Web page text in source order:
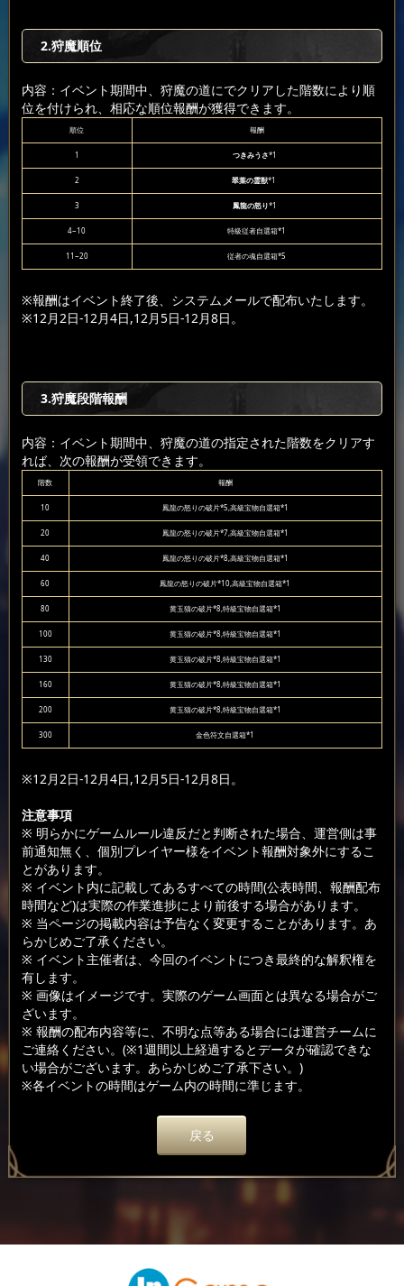
2.狩魔順位
内容：イベント期間中、狩魔の道にでクリアした階数により順
位を付けられ、相応な順位報酬が獲得できます。
順位 報酬
1 つきみうさ*1
2 翠葉の霊獣*1
3 鳳龍の怒り*1
4~10 特級従者自選箱*1
11~20 従者の魂自選箱*5
※報酬はイベント終了後、システムメールで配布いたします。
※12月2日-12月4日,12月5日-12月8日。
3.狩魔段階報酬
内容：イベント期間中、狩魔の道の指定された階数をクリアす
れば、次の報酬が受領できます。
階数 報酬
10 鳳龍の怒りの破片*5,高級宝物自選箱*1
20 鳳龍の怒りの破片*7,高級宝物自選箱*1
40 鳳龍の怒りの破片*8,高級宝物自選箱*1
60 鳳龍の怒りの破片*10,高級宝物自選箱*1
80 黄玉猫の破片*8,特級宝物自選箱*1
100 黄玉猫の破片*8,特級宝物自選箱*1
130 黄玉猫の破片*8,特級宝物自選箱*1
160 黄玉猫の破片*8,特級宝物自選箱*1
200 黄玉猫の破片*8,特級宝物自選箱*1
300 金色符文自選箱*1
※12月2日-12月4日,12月5日-12月8日。
注意事項
※ 明らかにゲームルール違反だと判断された場合、運営側は事
前通知無く、個別プレイヤー様をイベント報酬対象外にするこ
とがあります。
※ イベント内に記載してあるすべての時間(公表時間、報酬配布
時間など)は実際の作業進捗により前後する場合があります。
※ 当ページの掲載内容は予告なく変更することがあります。あ
らかじめご了承ください。
※ イベント主催者は、今回のイベントにつき最終的な解釈権を
有します。
※ 画像はイメージです。実際のゲーム画面とは異なる場合がご
ざいます。
※ 報酬の配布内容等に、不明な点等ある場合には運営チームに
ご連絡ください。(※1週間以上経過するとデータが確認できな
い場合がございます。あらかじめご了承下さい。)
※各イベントの時間はゲーム内の時間に準じます。
戻る